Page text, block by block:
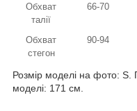
Обхват
талії
66-70
Обхват
стегон
90-94
Розмір моделі на фото:
моделі: 171 см.